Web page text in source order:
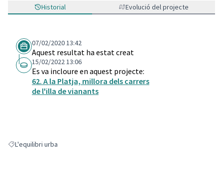
Historial Evolució del projecte
07/02/2020 13:42
Aquest resultat ha estat creat
15/02/2022 13:06
Es va incloure en aquest projecte:
62. A la Platja, millora dels carrers
de l'illa de vianants
Resultats en filtrar per: L'equilibri urba
L'equilibri urba